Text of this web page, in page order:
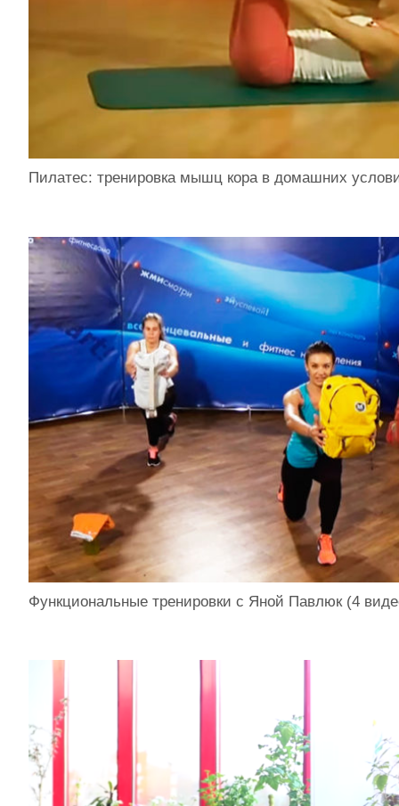
Пилатес: тренировка мышц кора в домашних
Функциональные тренировки с Яной Павлюк (4